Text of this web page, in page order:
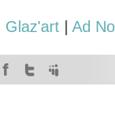
Glaz'art| Ad